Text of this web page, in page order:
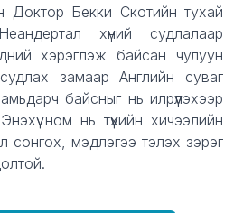
Доктор Бекки Скотийн тухай
хүний судлалаар
хэрэглэж байсан чулуун
замаар Английн суваг
байсныг нь илрүүлэхээр
ном нь түүхийн хичээлийн
сонгох, мэдлэгээ тэлэх зэрэг